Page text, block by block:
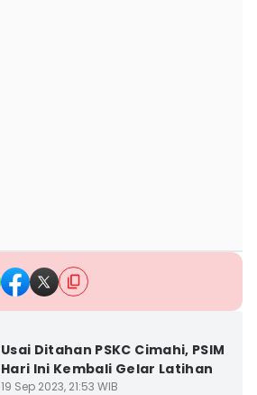
Usai Ditahan PSKC Cimahi, PSIM
Hari Ini Kembali Gelar Latihan
19 Sep 2023, 21:53 WIB